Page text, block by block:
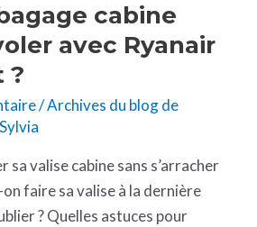
cabine
avec Ryanair
?
/Archives du blog de
Sylvia
sa valise cabine sans s’arracher
faire sa valise à la dernière
? Quelles astuces pour